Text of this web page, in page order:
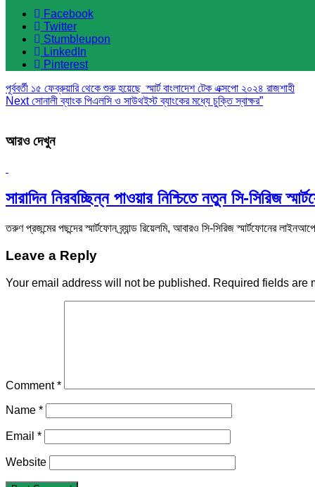
Facebook
Twitter
Stumbleupon
LinkedIn
Pinterest
পূর্ববর্তী ১৫ ফেব্রুয়ারি থেকে শুরু হয়েছে স্মার্ট বাংলাদেশ টেক এক্সপো ২০২৪ রাজশাহী
Nextসোনালী ব্যাংক পিএলসি ও সাউথইস্ট ব্যাংকের মধ্যে চুক্তি স্বাক্ষর”
আরও দেখুন
সারাদিন নিরবচ্ছিন্ন পাওয়ার নিশ্চিতে নতুন সি-সিরিজ
তরুণ প্রজন্মের পছন্দের স্মার্টফোন ব্র্যান্ড রিয়েলমি, আবারও সি-সিরিজ স্মার্টফোনের
Leave a Reply
Your email address will not be published. Required fields are
Comment*
Name *
Email *
Website